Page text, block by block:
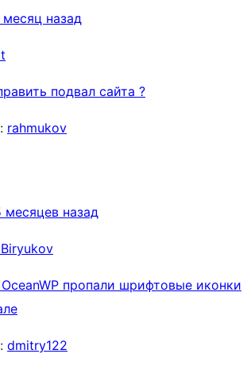
месяц назад
подвал сайта ?
rahmukov
месяцев назад
пропали шрифтовые иконки
dmitry122